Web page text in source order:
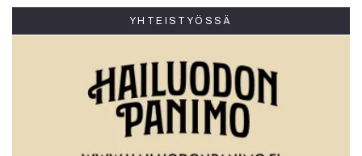
YHTEISTYÖSSÄ